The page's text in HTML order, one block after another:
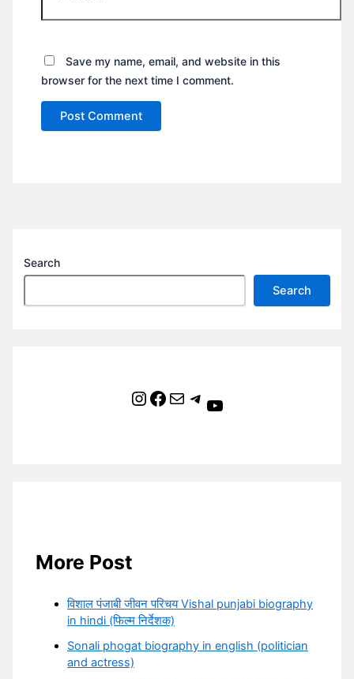
Save my name, email, and website in this
browser for the next time I comment.
Search
Search
Instagram Facebook Mail Telegram YouTube
More Post
विशाल पंजाबी जीवन परिचय Vishal punjabi biography
in hindi (फिल्म निर्देशक)
Sonali phogat biography in english (politician
and actress)